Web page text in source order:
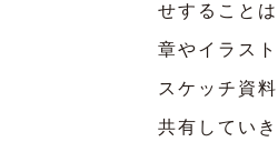
せすること
章やイラス
スケッチ資
共有してい